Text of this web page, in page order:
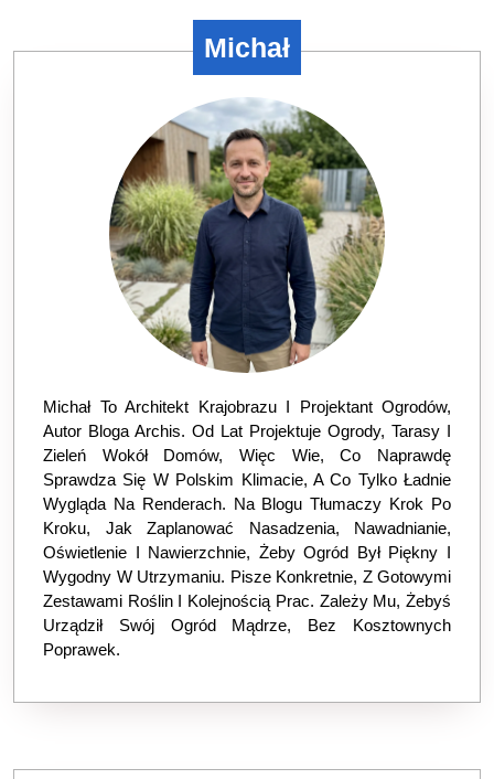
Michał
Michał To Architekt Krajobrazu I Projektant Ogrodów,
Autor Bloga Archis. Od Lat Projektuje Ogrody, Tarasy I
Zieleń Wokół Domów, Więc Wie, Co Naprawdę
Sprawdza Się W Polskim Klimacie, A Co Tylko Ładnie
Wygląda Na Renderach. Na Blogu Tłumaczy Krok Po
Kroku, Jak Zaplanować Nasadzenia, Nawadnianie,
Oświetlenie I Nawierzchnie, Żeby Ogród Był Piękny I
Wygodny W Utrzymaniu. Pisze Konkretnie, Z Gotowymi
Zestawami Roślin I Kolejnością Prac. Zależy Mu, Żebyś
Urządził Swój Ogród Mądrze, Bez Kosztownych
Poprawek.